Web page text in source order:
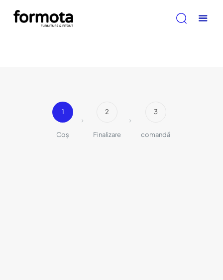
1
Coș
2
Finalizare
3
comandă